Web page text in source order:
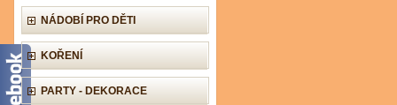
NÁDOBÍ PRO DĚTI
KOŘENÍ
PARTY - DEKORACE